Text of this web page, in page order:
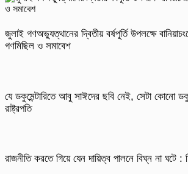
জুলাই গণঅভ্যুত্থানের দ্বিতীয় বর্ষপূর্তি উপলক্ষে
গণমিছিল ও সমাবেশ
যে ডকুমেন্টারিতে আবু সাঈদের ছবি নেই, সেটা কোনো
রাষ্ট্রপতি
রাজনীতি করতে গিয়ে যেন দায়িত্ব পালনে বিঘ্ন না ঘটে :